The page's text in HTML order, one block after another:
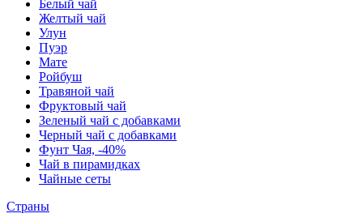
Белый чай
Желтый чай
Улун
Пуэр
Мате
Ройбуш
Травяной чай
Фруктовый чай
Зеленый чай с добавками
Черный чай с добавками
Фунт Чая, -40%
Чай в пирамидках
Чайные сеты
Страны